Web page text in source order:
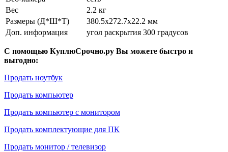
Вес
2.2 кг
Размеры (Д*Ш*Т)
380.5x272.7x22.2 мм
Доп. информация
угол раскрытия 300 градусов
С помощью КуплюСрочно.ру Вы можете быстро и
выгодно:
Продать ноутбук
Продать компьютер
Продать компьютер с монитором
Продать комплектующие для ПК
Продать монитор / телевизор